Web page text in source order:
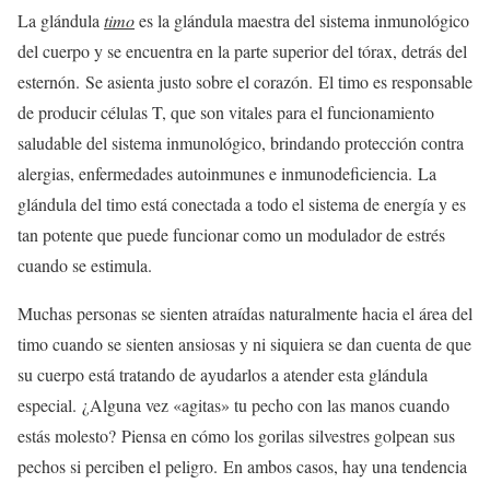
La glándula timoes la glándula maestra del sistema inmunológico
del cuerpo y se encuentra en la parte superior del tórax, detrás del
esternón. Se asienta justo sobre el corazón. El timo es responsable
de producir células T, que son vitales para el funcionamiento
saludable del sistema inmunológico, brindando protección contra
alergias, enfermedades autoinmunes e inmunodeficiencia. La
glándula del timo está conectada a todo el sistema de energía y es
tan potente que puede funcionar como un modulador de estrés
cuando se estimula.
Muchas personas se sienten atraídas naturalmente hacia el área del
timo cuando se sienten ansiosas y ni siquiera se dan cuenta de que
su cuerpo está tratando de ayudarlos a atender esta glándula
especial. ¿Alguna vez «agitas» tu pecho con las manos cuando
estás molesto? Piensa en cómo los gorilas silvestres golpean sus
pechos si perciben el peligro. En ambos casos, hay una tendencia